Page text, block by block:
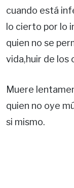
cuando está
lo cierto por lo
quien no se
vida,huir de los
Muere
quien no oye
si mismo.